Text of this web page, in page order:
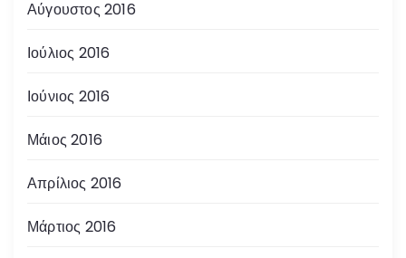
Αύγουστος 2016
Ιούλιος 2016
Ιούνιος 2016
Μάιος 2016
Απρίλιος 2016
Μάρτιος 2016